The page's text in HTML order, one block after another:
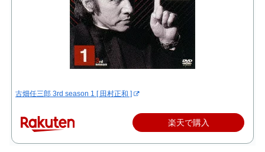
古畑任三郎 3rd season 1 [ 田村正和 ]
楽天で購入